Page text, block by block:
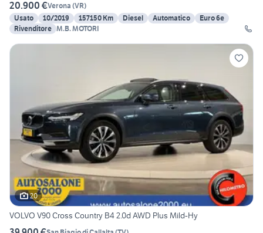
20.900 €Verona (VR)
Usato
10/2019 157150 Km Diesel Automatico
Euro 6e
Rivenditore M.B. MOTORI
20
VOLVO V90 Cross Country B4 2.0d AWD Plus Mild-Hy